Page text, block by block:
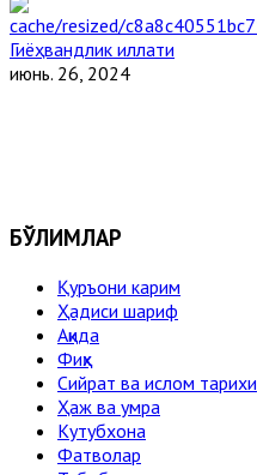
Гиёҳвандлик иллати
июнь. 26, 2024
БЎЛИМЛАР
Қуръони карим
Ҳадиси шариф
Ақида
Фиқҳ
Сийрат ва ислом тарихи
Ҳаж ва умра
Кутубхона
Фатволар